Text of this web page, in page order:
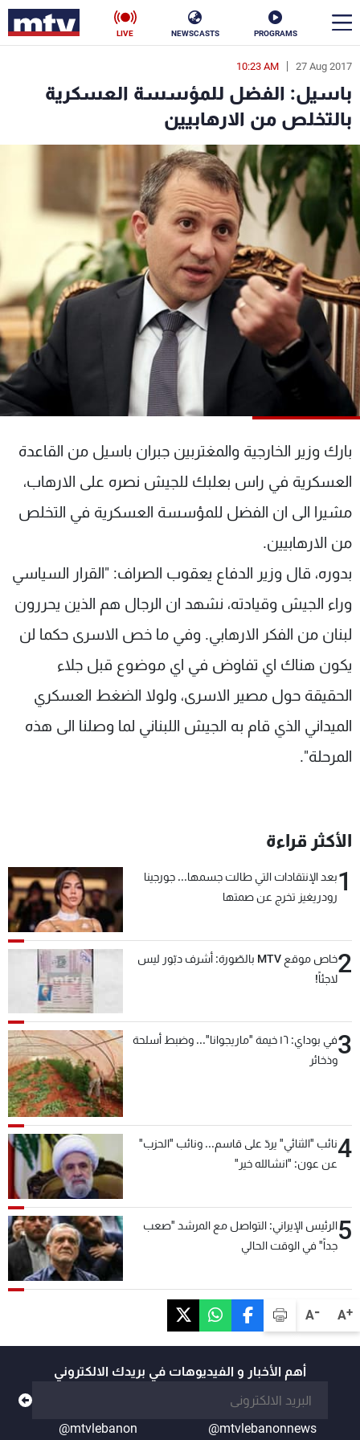
PROGRAMS
NEWSCASTS
LIVE
A+
A-
27 Aug 2017
10:23 AM
باسيل: الفضل للمؤسسة العسكرية
بالتخلص من الارهابيين
بارك وزير الخارجية والمغتربين جبران باسيل من القاعدة
العسكرية في راس بعلبك للجيش نصره على الارهاب،
مشيرا الى ان الفضل للمؤسسة العسكرية في التخلص
من الارهابيين.
بدوره، قال وزير الدفاع يعقوب الصراف: "القرار السياسي
وراء الجيش وقيادته، نشهد ان الرجال هم الذين يحررون
لبنان من الفكر الارهابي. وفي ما خص الاسرى حكما لن
يكون هناك اي تفاوض في اي موضوع قبل جلاء
الحقيقة حول مصير الاسرى، ولولا الضغط العسكري
الميداني الذي قام به الجيش اللبناني لما وصلنا الى هذه
المرحلة".
الأكثر قراءة
1بعد الإنتقادات التي طالت جسمها... جورجينا
رودريغيز تخرج عن صمتها
2
خاص موقع MTV بالصّورة: أشرف دبّور ليس
لاجئاً!
3
في بوداي: ١٦ خيمة "ماريجوانا"... وضبط أسلحة
وذخائر
4نائب "الثنائي" يردّ على قاسم... ونائب "الحزب"
عن عون: "انشالله خير"
5الرئيس الإيراني: التواصل مع المرشد "صعب
جداً" في الوقت الحالي
أهم الأخبار و الفيديوهات في بريدك الالكتروني
@mtvlebanonnews
@mtvlebanon
en
الأخبار
سياسة ناس
إقتصاد فن
منوعات رياضة
كأس العالم
البرامج
جدول البرامج
شاهد البرامج
الترددات
عن MTV
لاعلاناتكم
وظائف
شروط الإسـتخدام